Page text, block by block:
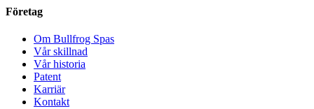
Företag
Om Bullfrog Spas
Vår skillnad
Vår historia
Patent
Karriär
Kontakt